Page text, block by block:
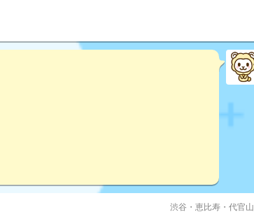
渋谷・恵比寿・代官山